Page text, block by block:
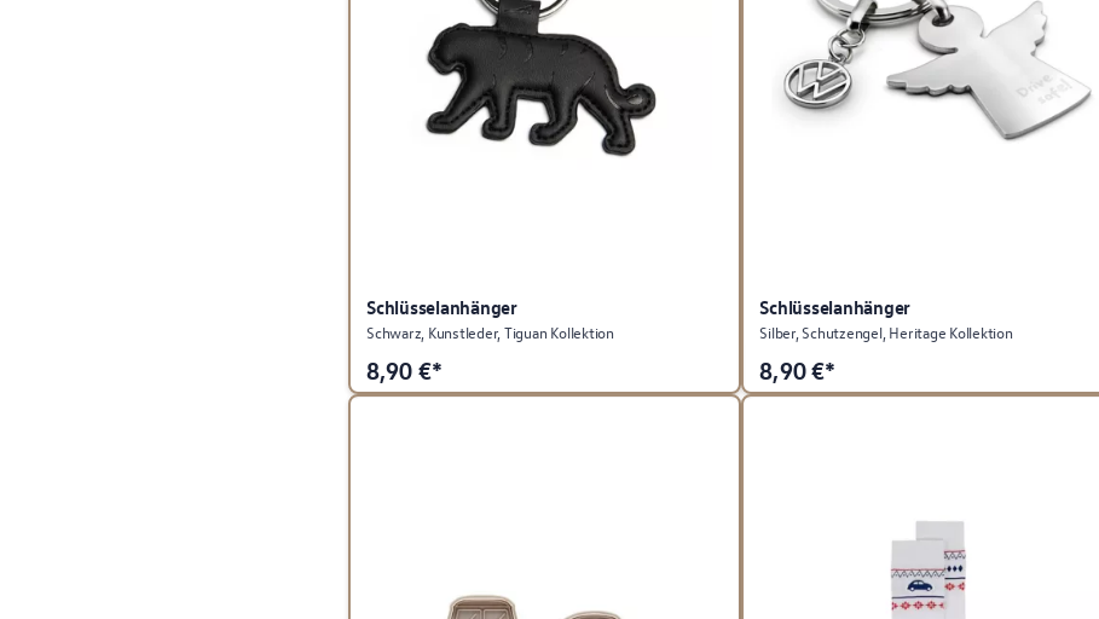
Schlüsselanhänger
Schwarz, Kunstleder, Tiguan Kollektion
8,90 €*
Schlüsselanhänger
Silber, Schutzengel, Heritage Kollektion
8,90€*